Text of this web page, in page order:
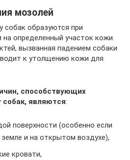
мозолей
собак образуются при
определенный участок кожи.
вызванная падением собаки
к утолщению кожи для
способствующих
собак, являются:
поверхности (особенно если
и на открытом воздухе),
кровати,